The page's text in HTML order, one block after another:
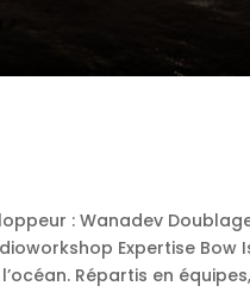
: Wanadev
Expertise
Répartis en